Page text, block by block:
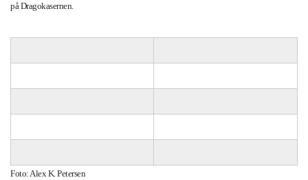
på Dragokasernen.
Foto: Alex K. Petersen